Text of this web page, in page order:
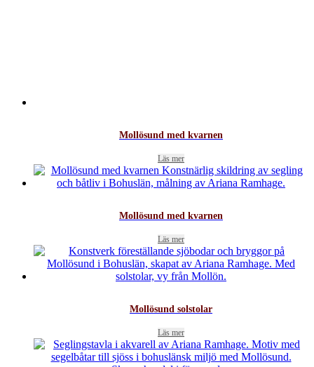
Mollösund med kvarnen
Läs mer
Mollösund med kvarnen
Läs mer
Mollösund solstolar
Läs mer